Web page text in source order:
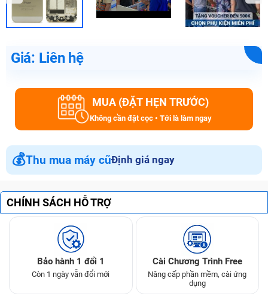
Giá: Liên hệ
MUA (ĐẶT HẸN TRƯỚC)
Không cần đặt cọc • Tới là làm ngay
💰Thu mua máy cũĐịnh giá ngay
CHÍNH SÁCH HỖ TRỢ
Bảo hành 1 đổi 1
Còn 1 ngày vẫn đổi mới
Cài Chương Trình Free
Nâng cấp phần mềm, cài ứng
dụng